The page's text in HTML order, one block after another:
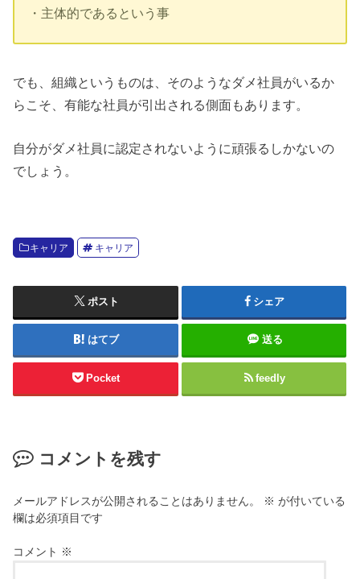
・主体的であるという事
でも、組織というものは、そのようなダメ社員がいるか
らこそ、有能な社員が引出される側面もあります。
自分がダメ社員に認定されないように頑張るしかないの
でしょう。
キャリア キャリア
ポスト シェア
はてブ 送る
Pocket feedly
コメントを残す
メールアドレスが公開されることはありません。 ※ が付いている
欄は必須項目です
コメント ※